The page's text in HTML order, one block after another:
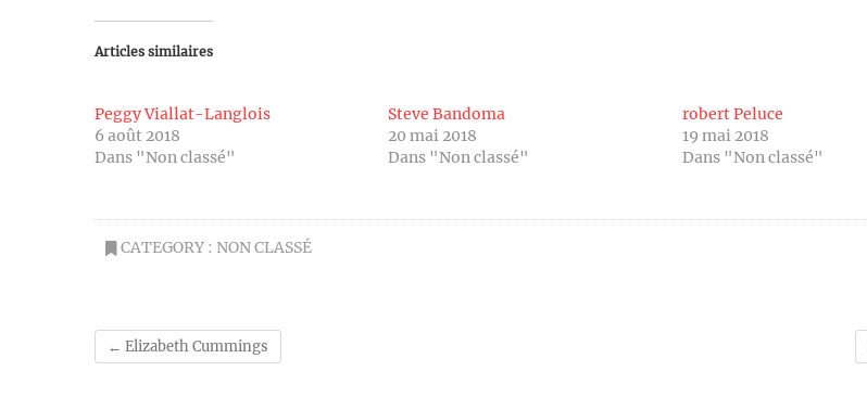
Articles similaires
Peggy Viallat-Langlois
6 août 2018
Dans "Non classé"
Steve Bandoma
20 mai 2018
Dans "Non classé"
robert Peluce
19 mai 2018
Dans "Non classé"
CATEGORY : NON CLASSÉ
← Elizabeth Cummings